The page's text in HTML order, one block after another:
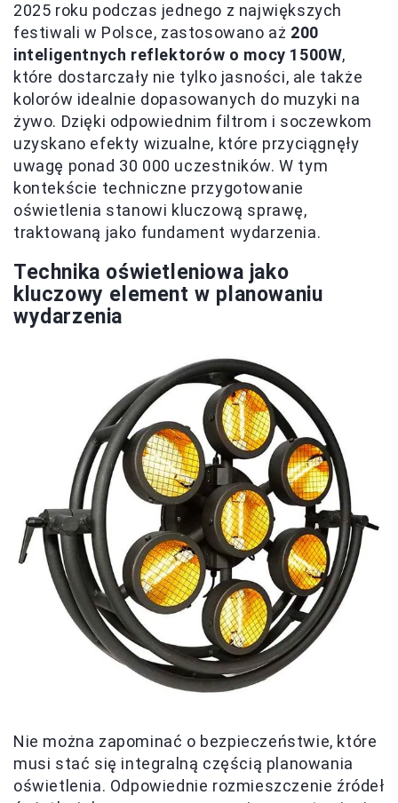
2025 roku podczas jednego z największych
festiwali w Polsce, zastosowano aż 200
inteligentnych reflektorów o mocy 1500W,
które dostarczały nie tylko jasności, ale także
kolorów idealnie dopasowanych do muzyki na
żywo. Dzięki odpowiednim filtrom i soczewkom
uzyskano efekty wizualne, które przyciągnęły
uwagę ponad 30 000 uczestników. W tym
kontekście techniczne przygotowanie
oświetlenia stanowi kluczową sprawę,
traktowaną jako fundament wydarzenia.
Technika oświetleniowa jako
kluczowy element w planowaniu
wydarzenia
Nie można zapominać o bezpieczeństwie, które
musi stać się integralną częścią planowania
oświetlenia. Odpowiednie rozmieszczenie źródeł